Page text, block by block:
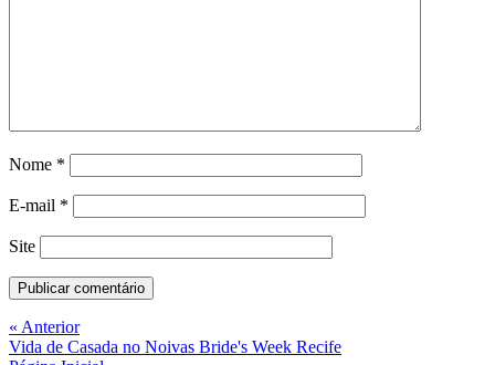
Nome *
E-mail *
Site
« Anterior
Vida de Casada no Noivas Bride's Week Recife